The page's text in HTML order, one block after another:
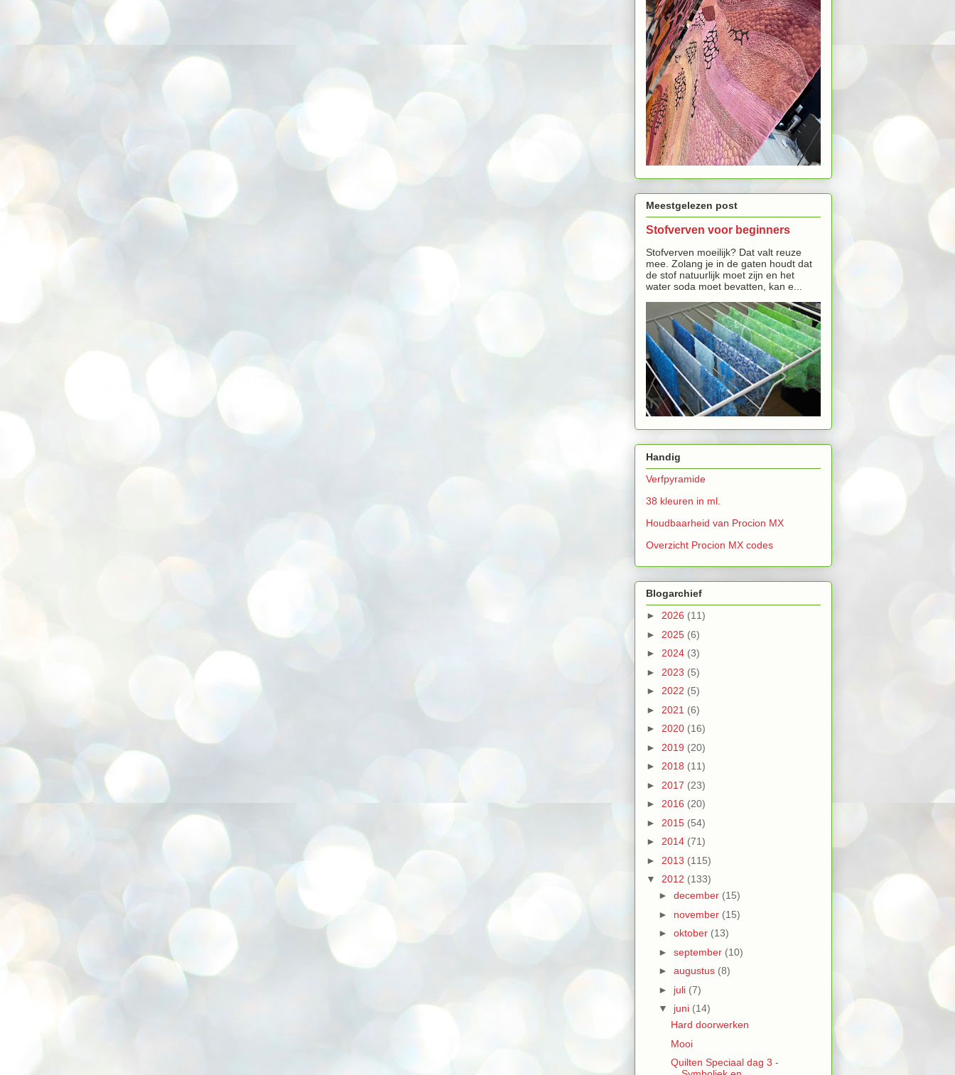
Meestgelezen post
Stofverven voor beginners
Stofverven moeilijk? Dat valt reuze
mee. Zolang je in de gaten houdt dat
de stof natuurlijk moet zijn en het
water soda moet bevatten, kan e...
Handig
Verfpyramide
38 kleuren in ml.
Houdbaarheid van Procion MX
Overzicht Procion MX codes
Blogarchief
► 2026 (11)
► 2025 (6)
► 2024 (3)
► 2023 (5)
► 2022 (5)
► 2021 (6)
► 2020 (16)
► 2019 (20)
► 2018 (11)
► 2017 (23)
► 2016 (20)
► 2015 (54)
► 2014 (71)
► 2013 (115)
▼ 2012 (133)
► december (15)
► november (15)
► oktober (13)
► september (10)
► augustus (8)
► juli (7)
▼ juni (14)
Hard doorwerken
Mooi
Quilten Speciaal dag 3 -